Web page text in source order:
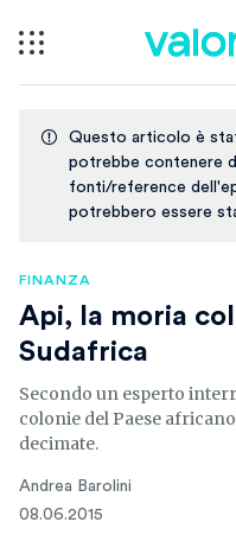
Questo articolo è
potrebbe contenere
fonti/reference
potrebbero essere
FINANZA
Api, la moria
Sudafrica
Secondo un esperto
colonie del Paese
decimate.
Andrea Barolini
08.06.2015